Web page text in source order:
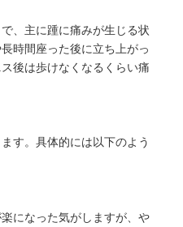
、主に踵に痛みが生じる状
時間座った後に立ち上がっ
後は歩けなくなるくらい痛
す。具体的には以下のよう
になった気がしますが、や